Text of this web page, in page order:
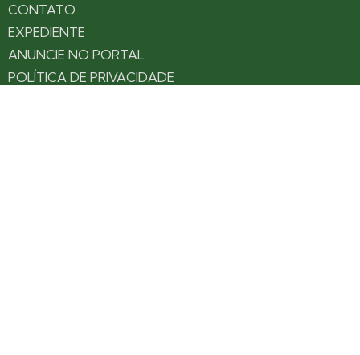
CONTATO
EXPEDIENTE
ANUNCIE NO PORTAL
POLÍTICA DE PRIVACIDADE